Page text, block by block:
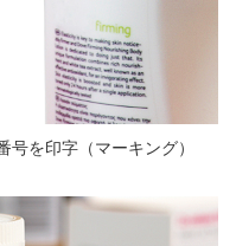
を印字（マーキング）